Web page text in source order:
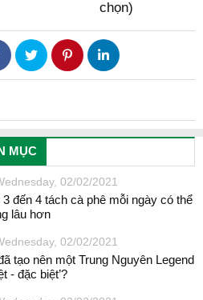
chọn)
MỤC
02/02/2021
đến 4 tách cà phê mỗi ngày có thể
lâu hơn
02/02/2021
tạo nên một Trung Nguyên Legend
- đặc biệt’?